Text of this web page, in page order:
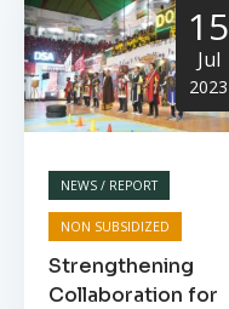
15
Jul
2023
NEWS / REPORT
NON SUBSIDIZED
Strengthening
Collaboration for